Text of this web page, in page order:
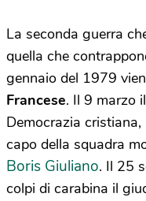
La seconda guerra
quella che
gennaio del 1979
Francese. Il 9 marzo
Democrazia cristiana,
capo della squadra
Boris Giuliano. Il 25
colpi di carabina il